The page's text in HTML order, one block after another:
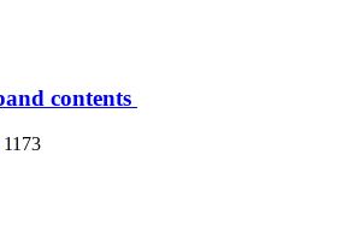
contents
1173